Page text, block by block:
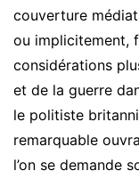
couverture
ou implicitement,
considérations
et de la guerre
le politiste
remarquable
l’on se demande